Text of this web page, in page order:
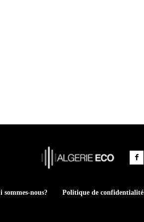
sommes-nous? Politique de confidentialité